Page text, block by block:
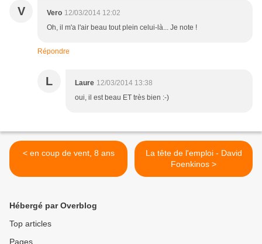
V Vero 12/03/2014 12:02
Oh, il m'a l'air beau tout plein celui-là... Je note !
Répondre
L Laure 12/03/2014 13:38
oui, il est beau ET très bien :-)
< en coup de vent, 8 ans
La tête de l'emploi - David
Foenkinos >
Hébergé par Overblog
Top articles
Pages